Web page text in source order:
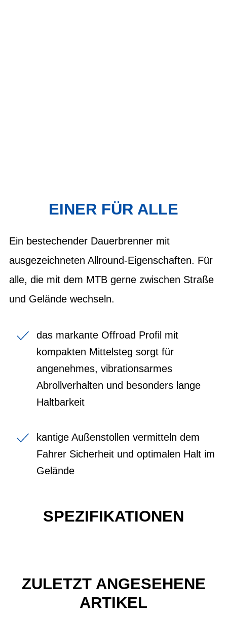
EINER FÜR ALLE
Ein bestechender Dauerbrenner mit
ausgezeichneten Allround-Eigenschaften. Für
alle, die mit dem MTB gerne zwischen Straße
und Gelände wechseln.
das markante Offroad Profil mit
kompakten Mittelsteg sorgt für
angenehmes, vibrationsarmes
Abrollverhalten und besonders lange
Haltbarkeit
kantige Außenstollen vermitteln dem
Fahrer Sicherheit und optimalen Halt im
Gelände
SPEZIFIKATIONEN
ZULETZT ANGESEHENE
ARTIKEL